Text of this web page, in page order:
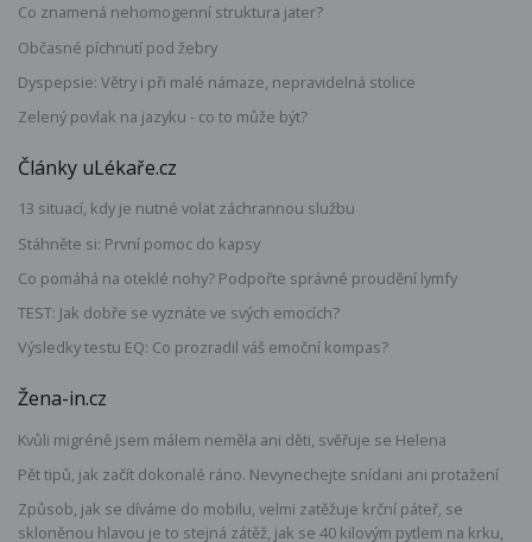
Co znamená nehomogenní struktura jater?
Občasné píchnutí pod žebry
Dyspepsie: Větry i při malé námaze, nepravidelná stolice
Zelený povlak na jazyku - co to může být?
Články uLékaře.cz
13 situací, kdy je nutné volat záchrannou službu
Stáhněte si: První pomoc do kapsy
Co pomáhá na oteklé nohy? Podpořte správné proudění lymfy
TEST: Jak dobře se vyznáte ve svých emocích?
Výsledky testu EQ: Co prozradil váš emoční kompas?
Žena-in.cz
Kvůli migréně jsem málem neměla ani děti, svěřuje se Helena
Pět tipů, jak začít dokonalé ráno. Nevynechejte snídani ani protažení
Způsob, jak se díváme do mobilu, velmi zatěžuje krční páteř, se
skloněnou hlavou je to stejná zátěž, jak se 40 kilovým pytlem na krku,